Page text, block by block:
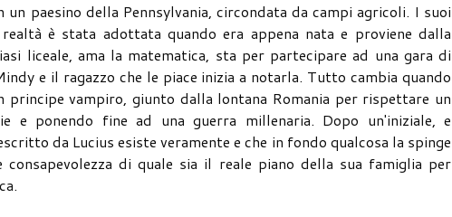
paesino della Pennsylvania, circondata da campi agricoli. I suoi
è stata adottata quando era appena nata e proviene dalla
liceale, ama la matematica, sta per partecipare ad una gara di
e il ragazzo che le piace inizia a notarla. Tutto cambia quando
vampiro, giunto dalla lontana Romania per rispettare un
ponendo fine ad una guerra millenaria. Dopo un'iniziale, e
da Lucius esiste veramente e che in fondo qualcosa la spinge
di quale sia il reale piano della sua famiglia per